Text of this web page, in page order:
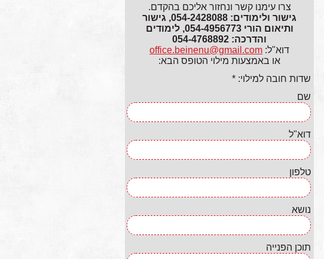
צרו עימנו קשר ונחזור אליכם בהקדם.
גישור ולימודים: 054-2428088, גישור
ותיאום הורי 054-4956773, לימודים
והדרכה: 054-4768892
דוא"ל: office.beinenu@gmail.com
או באמצעות מילוי הטופס הבא:
שדות חובה למילוי: *
שם
דוא"ל
טלפון
נושא
תוכן הפנייה